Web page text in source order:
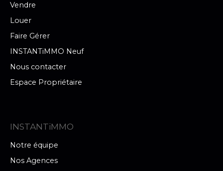
Vendre
Louer
Faire Gérer
INSTANTiMMO Neuf
Nous contacter
Espace Propriétaire
INSTANTiMMO
Notre équipe
Nos Agences